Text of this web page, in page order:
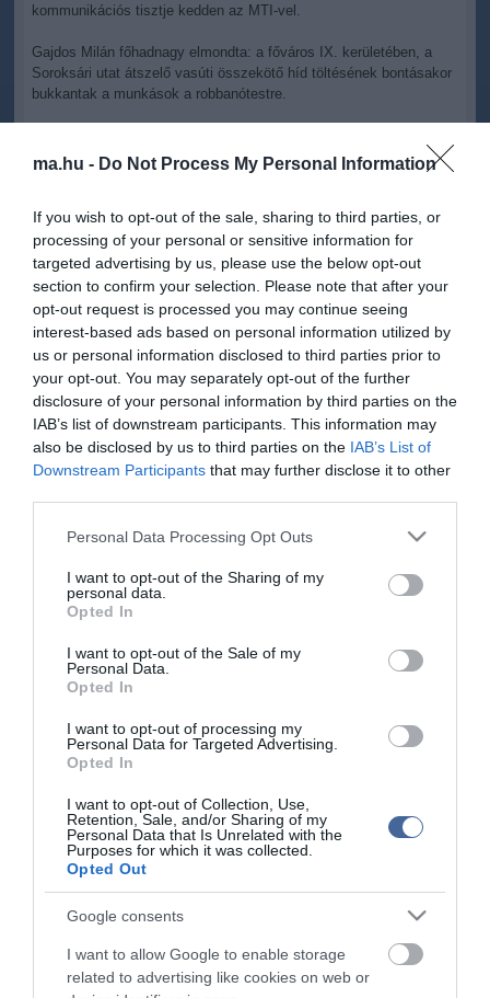
ma.hu - Do Not Process My Personal Information
If you wish to opt-out of the sale, sharing to third parties, or
processing of your personal or sensitive information for
targeted advertising by us, please use the below opt-out
section to confirm your selection. Please note that after your
opt-out request is processed you may continue seeing
interest-based ads based on personal information utilized by
us or personal information disclosed to third parties prior to
your opt-out. You may separately opt-out of the further
disclosure of your personal information by third parties on the
IAB’s list of downstream participants. This information may
also be disclosed by us to third parties on the IAB’s List of
Downstream Participants that may further disclose it to other
Please note that this website/app uses one or more Google
not limited to your visit or usage behaviour. You may click to
grant or deny consent to Google and its third-party tags to
use your data for below specified purposes in below Google
consent section.
Personal Data Processing Opt Outs
I want to opt-out of the Sharing of my
personal data.
Opted In
I want to opt-out of the Sale of my
Personal Data.
Opted In
I want to opt-out of processing my
Personal Data for Targeted Advertising.
Opted In
I want to opt-out of Collection, Use,
Retention, Sale, and/or Sharing of my
Personal Data that Is Unrelated with the
Purposes for which it was collected.
Opted Out
Google consents
I want to allow Google to enable storage
related to advertising like cookies on web or
kommunikációs tisztje kedden az MTI-vel.
Gajdos Milán főhadnagy elmondta: a főváros IX. kerületében, a
Soroksári utat átszelő vasúti összekötő híd töltésének bontásakor
bukkantak a munkások a robbanótestre.
egy második világháborús, egytonna össztömegű, amerikai
A robbanóeszköz biztonságos elszállításához a helyszíni
hatástalanítása szükséges, amelyet tervezetten október 5-én,
szombaton, a délelőtti órákban hajtanak végre a katonák - tette
hozzá.
Közölte azt is: a rendőrség az érintett területet a tűzszerész
művelet idejére 600 méter sugarú körben lezárja.
Figyelem! A cikkhez hozzáfűzött hozzászólások nem a
tükrözik. A szerkesztőség mindössze a hírek publikációjával foglalkozik, a
tartalmazzák.
Kérjük, kulturáltan, mások személyiségi jogainak és jó hírnevének tiszteletben
Vitézy Dávid: 2,3 milliárd forint került vissza az államhoz
egy útdíjrendszeres ügylet felülvizsgálata után
megállítsa a tüzet
Második világháborús MG-42 géppuskát emeltek ki a
Dunából - a rendőrség lefoglalta
Újabb két gyanúsítottat fogtak el a 600 milliós
ingatlanmaffia ügyében